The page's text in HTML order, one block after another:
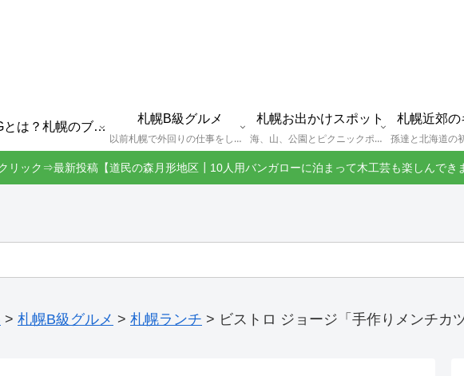
えびGとは？札幌のブログ運営者プロフィール
札幌B級グルメ
以前札幌で外回りの仕事をしていた還暦過ぎブロガー「えびG」がランチ（サラリーマンランチ、サラメシ）を中心に、おそば、ラーメン、中華、日替わりランチを「札幌Bグルメ」と題してレポートしているブログカテゴリーのページです。現在は定年後の再雇用で札幌中とはいかなまでも会社の近くのすすきの界隈や家のある札幌市南区を中心に徘徊しております。
札幌お出かけスポット
海、山、公園とピクニックポイントや名所、旧跡などなど、、、、、札幌はもとより郊外の無理なく日帰りでいって帰ってこれるお出かけスポットを孫っち達（小学５、３年生、幼稚園年長さんの３人）とえびGがお出かけをして紹介しているページです。
札幌近郊
リック⇒最新投稿【道民の森月形地区┃10人用バンガローに泊まって木工芸も楽しんでき
> 札幌B級グルメ > 札幌ランチ > ビストロ ジョージ「手作りメンチカ